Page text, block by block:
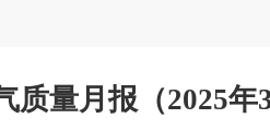
质量月报（2025年3